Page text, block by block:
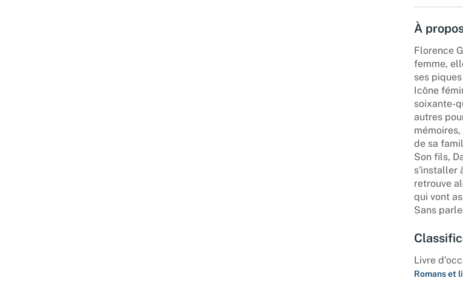
À
Florence
femme,
ses
Icône
soixante-
autres
de sa
Son fils,
s'installer
retrouve
qui vont
Sans
Livre
Romans et